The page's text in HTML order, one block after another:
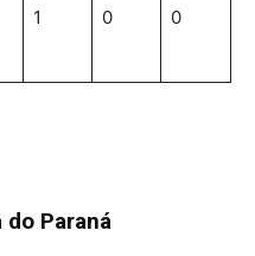
1 0 0
do Paraná